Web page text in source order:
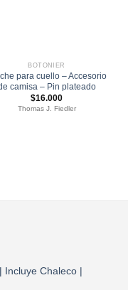
BOTONIER
para cuello – Accesorio
camisa – Pin plateado
$16.000
Thomas J. Fiedler
Incluye Chaleco |